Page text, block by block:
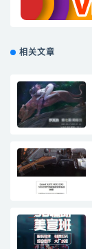
相关文章